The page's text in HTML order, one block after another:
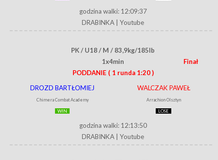
godzina walki: 12:09:37
DRABINKA
Youtube
PK / U18 / M / 83,9kg/185lb
1x4min
Finał
PODDANIE ( 1 runda 1:20 )
DROZD BARTŁOMIEJ
Chimera Combat Academy
WIN
WALCZAK PAWEŁ
Arrachion Olsztyn
LOSE
godzina walki: 12:13:50
DRABINKA
Youtube